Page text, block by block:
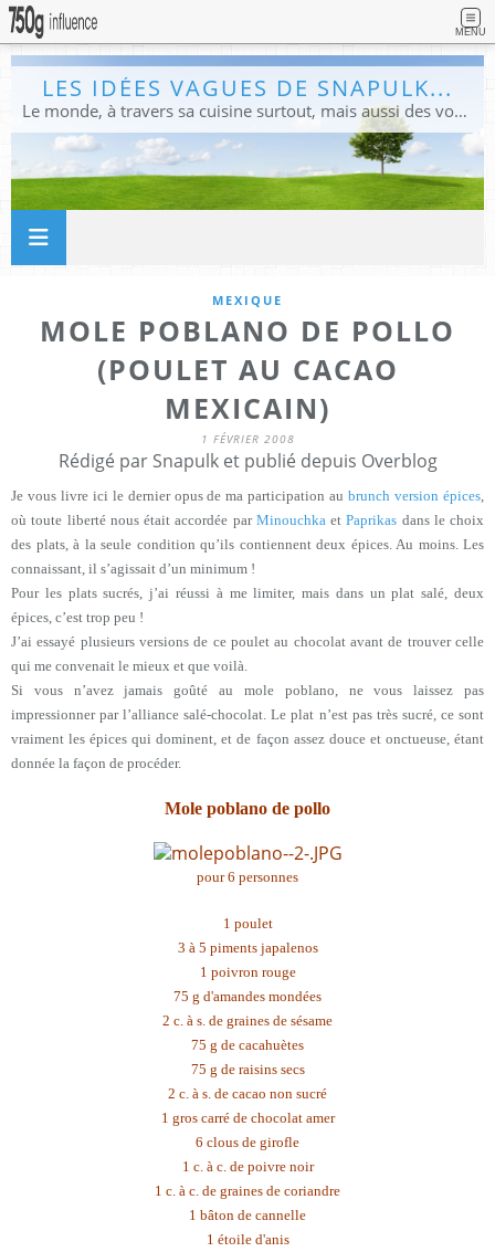
MENU
LES IDÉES VAGUES DE SNAPULK...
Le monde, à travers sa cuisine surtout, mais aussi des voyages, et des idées.
MEXIQUE
MOLE POBLANO DE POLLO
(POULET AU CACAO
MEXICAIN)
1 FÉVRIER 2008
Rédigé par Snapulk et publié depuis Overblog
Je vous livre ici le dernier opus de ma participation aubrunch version épices
où toute liberté nous était accordée par Minouchka etPaprikas dans le choix
des plats, à la seule condition qu’ils contiennent deux épices. Au moins. Les
connaissant, il s’agissait d’un minimum !
Pour les plats sucrés, j’ai réussi à me limiter, mais dans un plat salé, deux
épices, c’est trop peu !
J’ai essayé plusieurs versions de ce poulet au chocolat avant de trouver celle
qui me convenait le mieux et que voilà.
Si vous n’avez jamais goûté au mole poblano, ne vous laissez pas
impressionner par l’alliance salé-chocolat. Le plat n’est pas très sucré, ce sont
vraiment les épices qui dominent, et de façon assez douce et onctueuse, étant
donnée la façon de procéder.
Mole poblano de pollo
pour 6 personnes
1 poulet
3 à 5 piments japalenos
1 poivron rouge
75 g d'amandes mondées
2 c. à s. de graines de sésame
75 g de cacahuètes
75 g de raisins secs
2 c. à s. de cacao non sucré
1 gros carré de chocolat amer
6 clous de girofle
1 c. à c. de poivre noir
1 c. à c. de graines de coriandre
1 bâton de cannelle
1 étoile d'anis